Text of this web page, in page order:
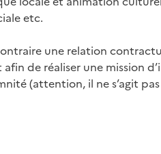
etc.
une relation
de réaliser une mission
(attention, il ne s’agit pas